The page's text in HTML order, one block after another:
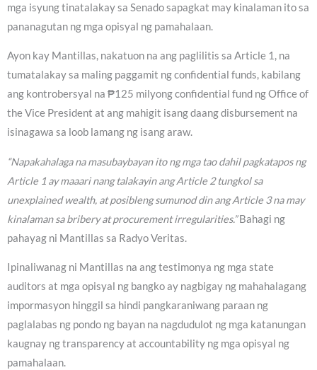
mga isyung tinatalakay sa Senado sapagkat may kinalaman ito sa
pananagutan ng mga opisyal ng pamahalaan.
Ayon kay Mantillas, nakatuon na ang paglilitis sa Article 1, na
tumatalakay sa maling paggamit ng confidential funds, kabilang
ang kontrobersyal na ₱125 milyong confidential fund ng Office of
the Vice President at ang mahigit isang daang disbursement na
isinagawa sa loob lamang ng isang araw.
“Napakahalaga na masubaybayan ito ng mga tao dahil pagkatapos ng
Article 1 ay maaari nang talakayin ang Article 2 tungkol sa
unexplained wealth, at posibleng sumunod din ang Article 3 na may
kinalaman sa bribery at procurement irregularities.”Bahagi ng
pahayag ni Mantillas sa Radyo Veritas.
Ipinaliwanag ni Mantillas na ang testimonya ng mga state
auditors at mga opisyal ng bangko ay nagbigay ng mahahalagang
impormasyon hinggil sa hindi pangkaraniwang paraan ng
paglalabas ng pondo ng bayan na nagdudulot ng mga katanungan
kaugnay ng transparency at accountability ng mga opisyal ng
pamahalaan.